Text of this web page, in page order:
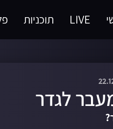
LIVE תוכניות
לגדר